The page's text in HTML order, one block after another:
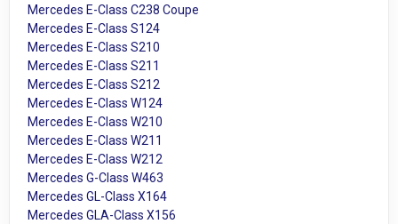
Mercedes E-Class C238 Coupe
Mercedes E-Class S124
Mercedes E-Class S210
Mercedes E-Class S211
Mercedes E-Class S212
Mercedes E-Class W124
Mercedes E-Class W210
Mercedes E-Class W211
Mercedes E-Class W212
Mercedes G-Class W463
Mercedes GL-Class X164
Mercedes GLA-Class X156